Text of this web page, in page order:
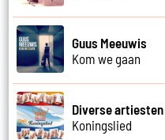
Guus Meeuwis
Kom we gaan
Diverse artiesten
Koningslied